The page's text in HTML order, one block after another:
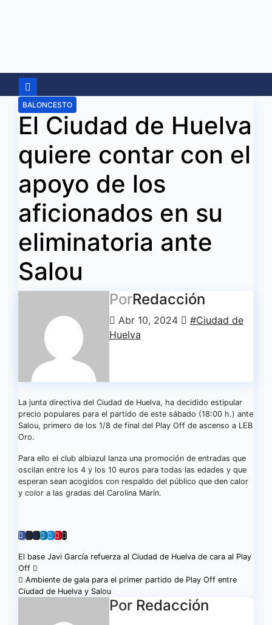
BALONCESTO
El Ciudad de Huelva
quiere contar con el
apoyo de los
aficionados en su
eliminatoria ante
Salou
PorRedacción
Abr 10, 2024
#Ciudad de
Huelva
La junta directiva del Ciudad de Huelva, ha decidido estipular
precio populares para el partido de este sábado (18:00 h.) ante
Salou, primero de los 1/8 de final del Play Off de ascenso a LEB
Oro.
Para ello el club albiazul lanza una promoción de entradas que
oscilan entre los 4 y los 10 euros para todas las edades y que
esperan sean acogidos con respaldo del público que den calor
y color a las gradas del Carolina Marín.
Navegación
de
El base Javi García refuerza al Ciudad de Huelva de cara al Play
Off
Ambiente de gala para el primer partido de Play Off entre
Ciudad de Huelva y Salou
Por Redacción